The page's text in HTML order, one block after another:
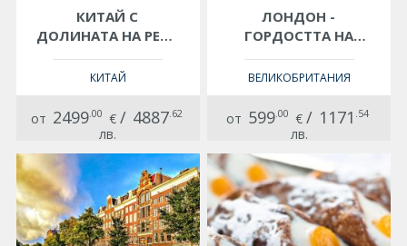
КИТАЙ С
ДОЛИНАТА НА РЕКА
КИТАЙ
от 2499.00 € / 4887.62
лв.
ЛОНДОН -
ГОРДОСТТА НА
НОЩУВКИ,
ЕКСКУРЗИЯ СЪС
САМОЛЕТ! ПОЛЕТ
ОТ СОФИЯ!
ВЕЛИКОБРИТАНИЯ
от 599 .00 €/ 1171 .54
лв.